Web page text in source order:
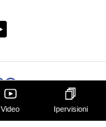
Video Ipervisioni